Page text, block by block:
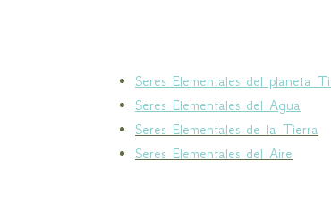
Seres Elementales del planeta
Seres Elementales del Agua
Seres Elementales de la Tierra
Seres Elementales del Aire